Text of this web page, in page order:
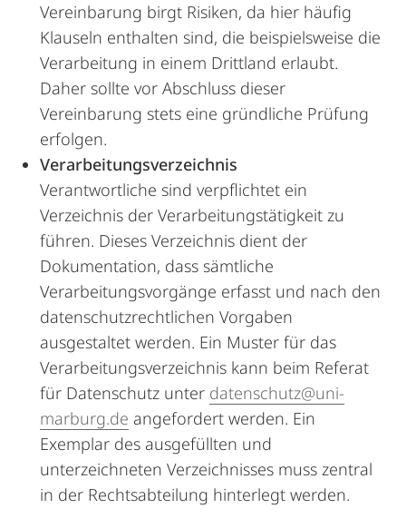
Vereinbarung birgt Risiken, da hier häufig
Klauseln enthalten sind, die beispielsweise die
Verarbeitung in einem Drittland erlaubt.
Daher sollte vor Abschluss dieser
Vereinbarung stets eine gründliche Prüfung
erfolgen.
Verarbeitungsverzeichnis
Verantwortliche sind verpflichtet ein
Verzeichnis der Verarbeitungstätigkeit zu
führen. Dieses Verzeichnis dient der
Dokumentation, dass sämtliche
Verarbeitungsvorgänge erfasst und nach den
datenschutzrechtlichen Vorgaben
ausgestaltet werden. Ein Muster für das
Verarbeitungsverzeichnis kann beim Referat
für Datenschutz unter datenschutz@uni-
marburg.de angefordert werden. Ein
Exemplar des ausgefüllten und
unterzeichneten Verzeichnisses muss zentral
in der Rechtsabteilung hinterlegt werden.